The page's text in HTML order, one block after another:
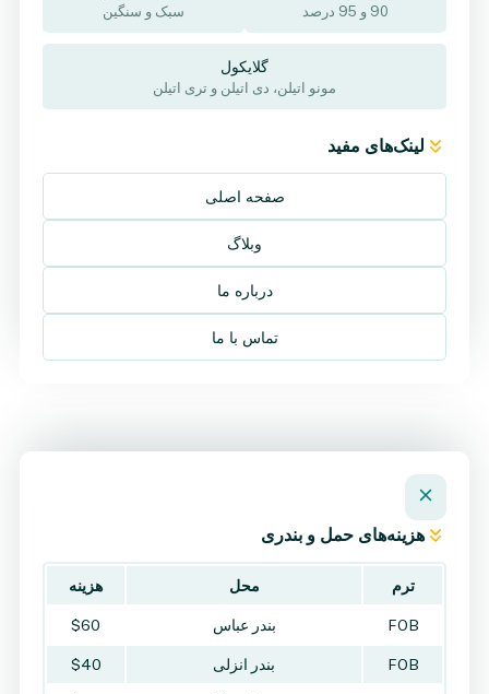
90 و 95 درصد سبک و سنگین
گلایکول‌
مونو اتیلن، دی اتیلن و تری اتیلن
لینک‌های مفید
صفحه اصلی
وبلاگ
درباره ما
تماس با ما
هزینه‌های حمل و بندری
ترم محل هزینه
FOB بندر عباس $60
FOB بندر انزلی $40